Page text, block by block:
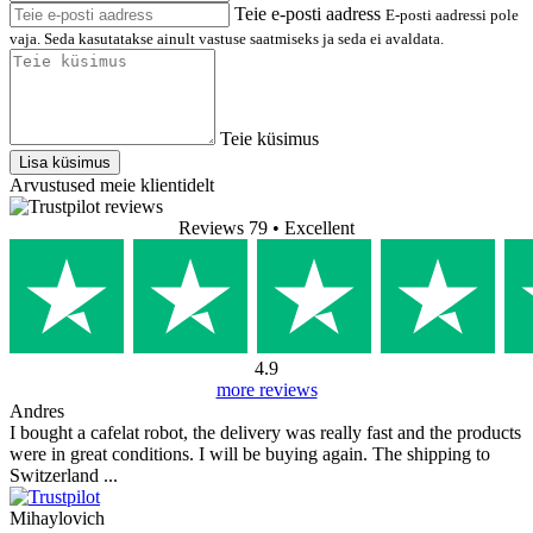
Teie e-posti aadress E-posti aadressi pole
vaja. Seda kasutatakse ainult vastuse saatmiseks ja seda ei avaldata.
Teie küsimus
Lisa küsimus
Arvustused meie klientidelt
Reviews 79 • Excellent
4.9
more reviews
Andres
I bought a cafelat robot, the delivery was really fast and the products
were in great conditions. I will be buying again. The shipping to
Switzerland ...
Mihaylovich